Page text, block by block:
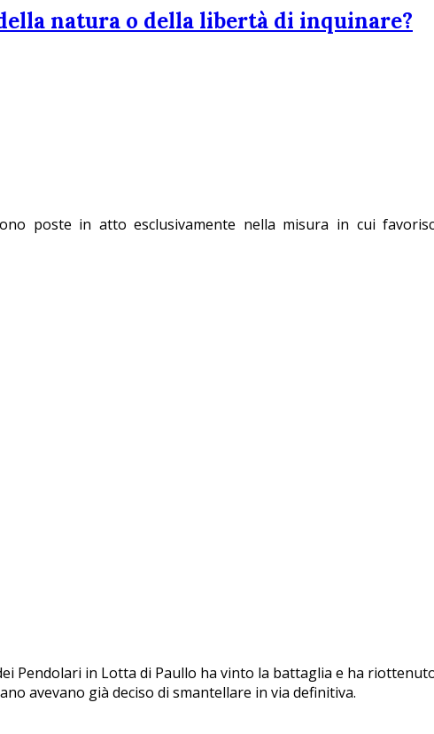
natura o della libertà di inquinare?
poste in atto esclusivamente nella misura in cui
Pendolari in Lotta di Paullo ha vinto la battaglia e ha
avevano già deciso di smantellare in via definitiva.